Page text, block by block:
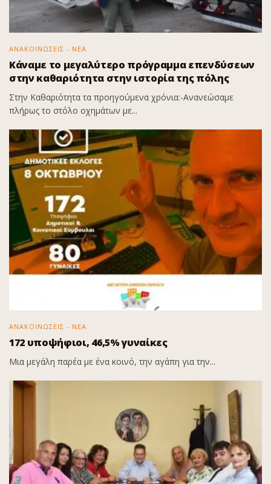
ΑΝΑΚΟΙΝΩΣΕΙΣ - ΝΕΑ
Κάναμε το μεγαλύτερο πρόγραμμα επενδύσεων
στην καθαριότητα στην ιστορία της πόλης
Στην Καθαριότητα τα προηγούμενα χρόνια:-Ανανεώσαμε
πλήρως το στόλο οχημάτων με...
ΑΝΑΚΟΙΝΩΣΕΙΣ - ΝΕΑ
172 υποψήφιοι, 46,5% γυναίκες
Μια μεγάλη παρέα με ένα κοινό, την αγάπη για την...